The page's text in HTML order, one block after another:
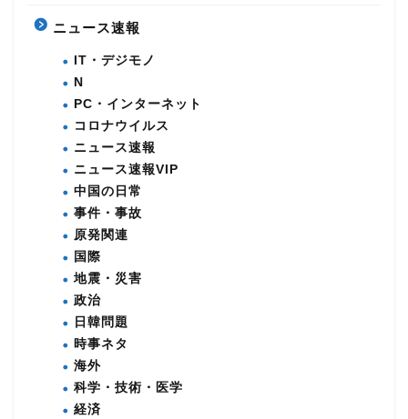
ニュース速報
IT・デジモノ
N
PC・インターネット
コロナウイルス
ニュース速報
ニュース速報VIP
中国の日常
事件・事故
原発関連
国際
地震・災害
政治
日韓問題
時事ネタ
海外
科学・技術・医学
経済